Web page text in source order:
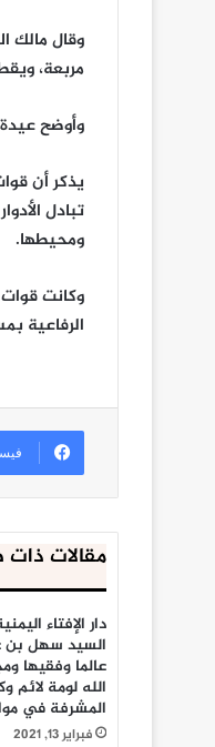
مربعة،
وأوضح عيدة
يذكر أن
تبادل
ومحيطها.
الرفاعية
مقالات ذات
دار الإفتاء
السيد سهل بن
عالما وفقيها
الله لومة لائم
المشرفة في
فبراير 13, 2021